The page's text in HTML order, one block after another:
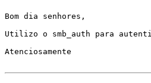
Bom dia senhores,
Utilizo o smb_auth para
Atenciosamente